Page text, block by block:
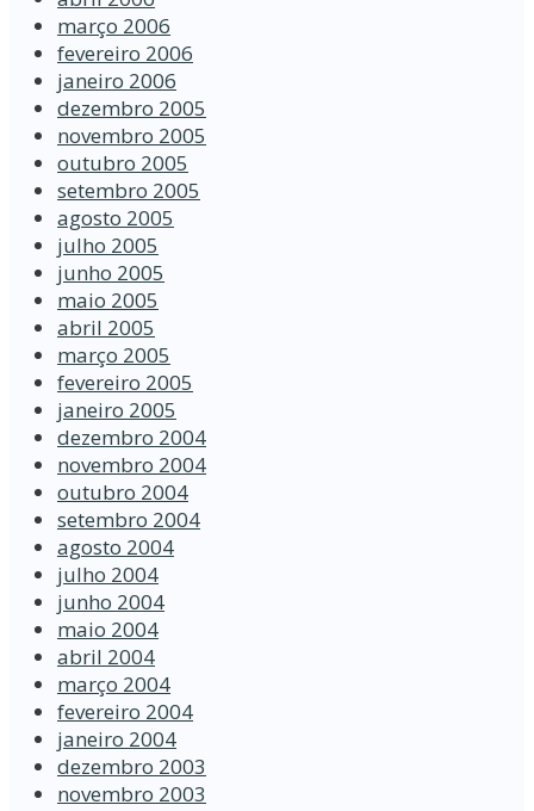
março 2006
fevereiro 2006
janeiro 2006
dezembro 2005
novembro 2005
outubro 2005
setembro 2005
agosto 2005
julho 2005
junho 2005
maio 2005
abril 2005
março 2005
fevereiro 2005
janeiro 2005
dezembro 2004
novembro 2004
outubro 2004
setembro 2004
agosto 2004
julho 2004
junho 2004
maio 2004
abril 2004
março 2004
fevereiro 2004
janeiro 2004
dezembro 2003
novembro 2003